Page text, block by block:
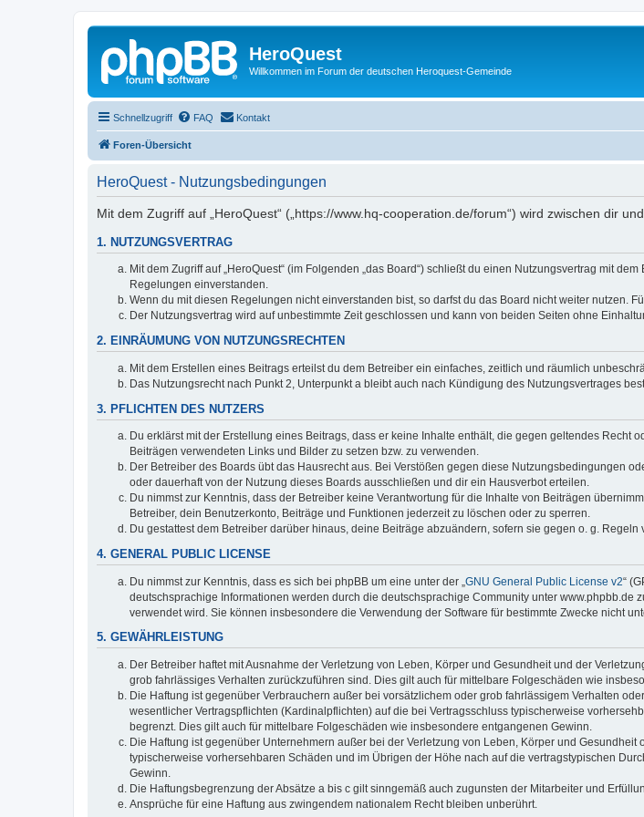
HeroQuest
Willkommen im Forum der deutschen Heroquest-Gemeinde
Schnellzugriff FAQ Kontakt
Foren-Übersicht
HeroQuest - Nutzungsbedingungen
Mit dem Zugriff auf „HeroQuest“ („https://www.hq-cooperation.de/forum“) wird zwischen dir
1. NUTZUNGSVERTRAG
Mit dem Zugriff auf „HeroQuest“ (im Folgenden „das Board“) schließt du einen Nutzungsvertrag mit
Regelungen einverstanden.
Wenn du mit diesen Regelungen nicht einverstanden bist, so darfst du das Board nicht weiter nutzen.
Der Nutzungsvertrag wird auf unbestimmte Zeit geschlossen und kann von beiden Seiten ohne
2. EINRÄUMUNG VON NUTZUNGSRECHTEN
Mit dem Erstellen eines Beitrags erteilst du dem Betreiber ein einfaches, zeitlich und räumlich
Das Nutzungsrecht nach Punkt 2, Unterpunkt a bleibt auch nach Kündigung des Nutzungsvertrages
3. PFLICHTEN DES NUTZERS
Du erklärst mit der Erstellung eines Beitrags, dass er keine Inhalte enthält, die gegen geltendes
Beiträgen verwendeten Links und Bilder zu setzen bzw. zu verwenden.
Der Betreiber des Boards übt das Hausrecht aus. Bei Verstößen gegen diese Nutzungsbedingungen
oder dauerhaft von der Nutzung dieses Boards ausschließen und dir ein Hausverbot erteilen.
Du nimmst zur Kenntnis, dass der Betreiber keine Verantwortung für die Inhalte von Beiträgen
Betreiber, dein Benutzerkonto, Beiträge und Funktionen jederzeit zu löschen oder zu sperren.
Du gestattest dem Betreiber darüber hinaus, deine Beiträge abzuändern, sofern sie gegen o. g.
4. GENERAL PUBLIC LICENSE
Du nimmst zur Kenntnis, dass es sich bei phpBB um eine unter der „ GNU General Public License v2“
deutschsprachige Informationen werden durch die deutschsprachige Community unter
verwendet wird. Sie können insbesondere die Verwendung der Software für bestimmte Zwecke nicht
5. GEWÄHRLEISTUNG
Der Betreiber haftet mit Ausnahme der Verletzung von Leben, Körper und Gesundheit und der
grob fahrlässiges Verhalten zurückzuführen sind. Dies gilt auch für mittelbare Folgeschäden wie
Die Haftung ist gegenüber Verbrauchern außer bei vorsätzlichem oder grob fahrlässigem Verhalten
wesentlicher Vertragspflichten (Kardinalpflichten) auf die bei Vertragsschluss typischerweise
begrenzt. Dies gilt auch für mittelbare Folgeschäden wie insbesondere entgangenen Gewinn.
Die Haftung ist gegenüber Unternehmern außer bei der Verletzung von Leben, Körper und
typischerweise vorhersehbaren Schäden und im Übrigen der Höhe nach auf die vertragstypischen
Gewinn.
Die Haftungsbegrenzung der Absätze a bis c gilt sinngemäß auch zugunsten der Mitarbeiter und
Ansprüche für eine Haftung aus zwingendem nationalem Recht bleiben unberührt.